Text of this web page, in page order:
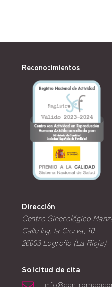
Reconocimientos
Dirección
Centro Ginecológico
Calle Ing. la Cierva, 10
26003Logroño (La Rioja)
Solicitud de cita